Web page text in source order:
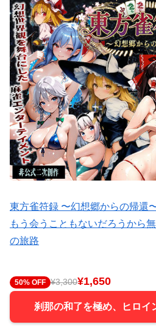
東方雀符録 〜幻想郷からの帰還
もう会うこともないだろうから
の旅路
50% OFF ¥3,300¥1,650
刹那の和了を極め、ヒロイ